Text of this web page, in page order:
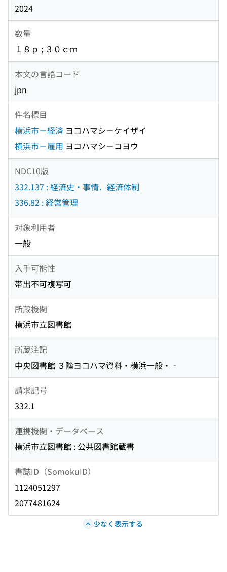
2024
数量
１８ｐ ; ３０ｃｍ
本文の言語コード
jpn
件名標目
横浜市－経済 ヨコハマシ－ケイザイ
横浜市－雇用 ヨコハマシ－コヨウ
NDC10版
332.137 : 経済史・事情．経済体制
336.82 : 経営管理
対象利用者
一般
入手可能性
帯出不可複写可
所蔵機関
横浜市立図書館
所蔵注記
中央図書館 ３階ヨコハマ資料・横浜一般・‐
請求記号
332.1
連携機関・データベース
横浜市立図書館 : 公共図書館蔵書
書誌ID（SomokuID）
1124051297
2077481624
少なく表示する